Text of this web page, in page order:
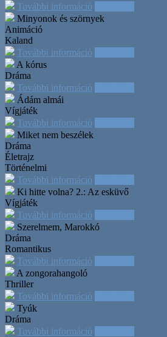
További információ
Minyonok és szörnyek
Animáció
Kaland
További információ
A kórus
Dráma
További információ
Ádám almái
Vígjáték
További információ
Miket nem beszélek
Dráma
Életrajz
Történelmi
További információ
Ki hitte volna? 2.: Az esküvő
Vígjáték
További információ
Szerelmem, Marokkó
Dráma
Romantikus
További információ
A zongorahangoló
Thriller
További információ
Tyúk
Dráma
További információ